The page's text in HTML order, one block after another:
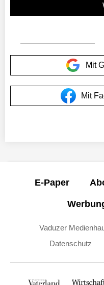
Mit
Mit
E-Paper
Vaduzer
Datenschutz